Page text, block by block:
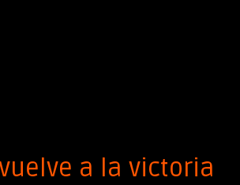
a la victoria